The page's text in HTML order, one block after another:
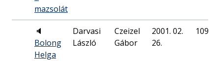
mazsolát
🔈
Bolong
Helga
Darvasi
László
Czeizel
Gábor
2001. 02.
26.
109